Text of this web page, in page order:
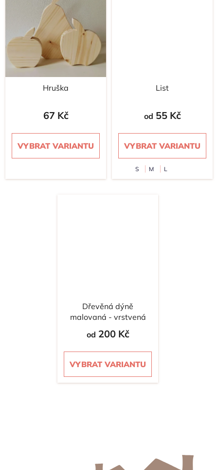
Hruška
67 Kč
VYBRAT VARIANTU
List
od 55 Kč
VYBRAT VARIANTU
S M L
Dřevěná dýně
malovaná - vrstvená
od 200 Kč
VYBRAT VARIANTU